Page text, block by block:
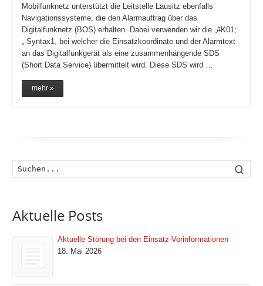
Mobilfunknetz unterstützt die Leitstelle Lausitz ebenfalls
Navigationssysteme, die den Alarmauftrag über das
Digitalfunknetz (BOS) erhalten. Dabei verwenden wir die „#K01;
„-Syntax1, bei welcher die Einsatzkoordinate und der Alarmtext
an das Digitalfunkgerät als eine zusammenhängende SDS
(Short Data Service) übermittelt wird. Diese SDS wird …
mehr »
Aktuelle Posts
Aktuelle Störung bei den Einsatz-Vorinformationen
18. Mai 2026